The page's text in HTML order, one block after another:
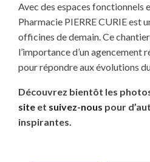
Avec des espaces fonctionnels
Pharmacie PIERRE CURIE est
officines de demain. Ce
l’importance d’un agencement
pour répondre aux évolutions
Découvrez bientôt les
site et suivez-nous pour
inspirantes.